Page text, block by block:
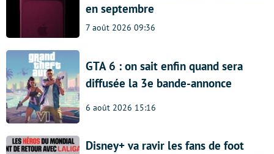
en septembre
7 août 2026 09:36
GTA 6 : on sait enfin quand sera
diffusée la 3e bande-annonce
6 août 2026 15:16
Disney+ va ravir les fans de foot